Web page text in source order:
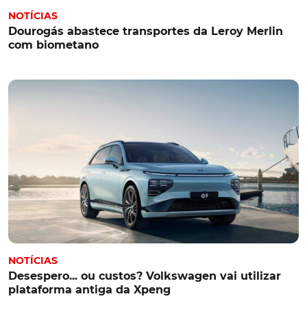
NOTÍCIAS
Dourogás abastece transportes da Leroy Merlin
com biometano
NOTÍCIAS
Desespero... ou custos? Volkswagen vai utilizar
plataforma antiga da Xpeng